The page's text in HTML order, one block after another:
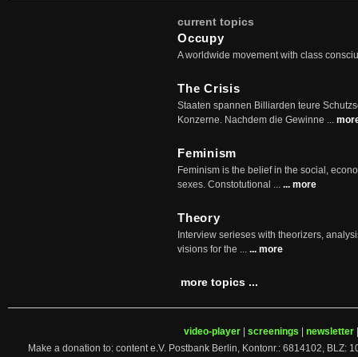
current topics
Occupy
A worldwide movement with class
The Crisis
Staaten spannen Billiarden teure
Konzerne. Nachdem die Gewinne ...
Feminism
Feminism is the belief in the social,
sexes. Constotutional ... ... more
Theory
Interview serieses with theorizers,
visions for the ... ... more
more topics ...
video-player screenings newsletter
Make a donation to: content e.V. Postbank Berlin, Kontonr.: 6814102, BLZ: